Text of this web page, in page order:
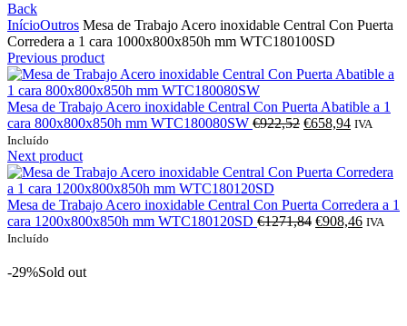
Back
InícioOutros Mesa de Trabajo Acero inoxidable Central Con Puerta
Corredera a 1 cara 1000x800x850h mm WTC180100SD
Previous product
Mesa de Trabajo Acero inoxidable Central Con Puerta Abatible a 1
cara 800x800x850h mm WTC180080SW €922,52 O
era:
€658,94O
é:
IVA
Incluído
Next product
Mesa de Trabajo Acero inoxidable Central Con Puerta Corredera a 1
cara 1200x800x850h mm WTC180120SD €1271,84 O
€908,46OIVA
Incluído
-29%Sold out